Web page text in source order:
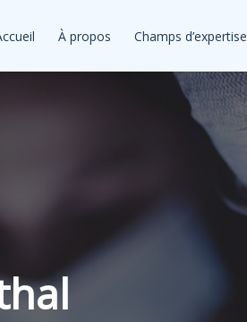
À propos Champs d’expertise